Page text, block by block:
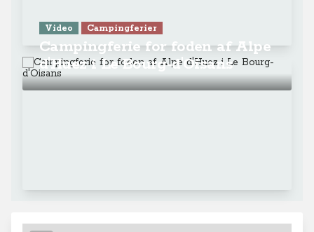
Video Campingferier
Campingferie for foden af Alpe
d'Huez i Le Bourg-d'Oisans